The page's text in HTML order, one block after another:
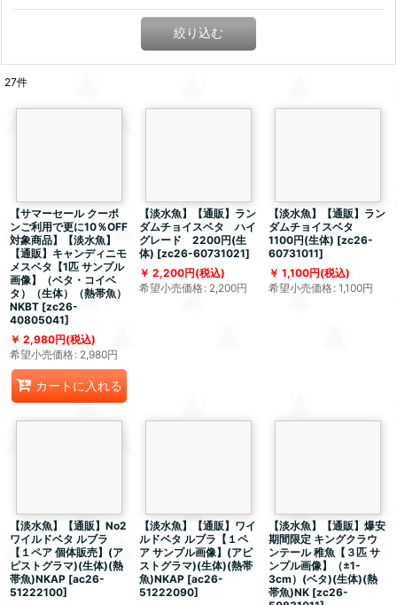
絞り込む
27件
【サマーセール クーポ
ンご利用で更に10％OFF
対象商品】【淡水魚】
【通販】キャンディニモ
メスベタ【1匹 サンプル
画像】（ベタ・コイベ
タ）（生体）（熱帯魚）
NKBT [zc26-
40805041]
2,980円(税込)
希望小売価格: 2,980円
カートに入れる
【淡水魚】【通販】ラン
ダムチョイスベタ ハイ
グレード 2200円(生
体) [zc26-60731021]
2,200円(税込)
希望小売価格: 2,200円
【淡水魚】【通販】ラン
ダムチョイスベタ
1100円(生体) [zc26-
60731011]
1,100円(税込)
希望小売価格: 1,100円
【淡水魚】【通販】No2
ワイルドベタ ルブラ
【１ペア 個体販売】(ア
ピストグラマ)(生体)(熱
帯魚)NKAP [ac26-
51222100]
【淡水魚】【通販】ワイ
ルドベタ ルブラ【１ペ
ア サンプル画像】(アピ
ストグラマ)(生体)(熱帯
魚)NKAP [ac26-
51222090]
【淡水魚】【通販】爆安
期間限定 キングクラウ
ンテール 稚魚【３匹 サ
ンプル画像】（±1-
3cm）(ベタ)(生体)(熱
帯魚)NK [zc26-